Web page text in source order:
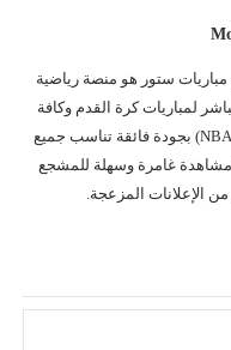
ستور هو منصة رياضية
لمباريات كرة القدم وكافة
الأحداث الرياضية الكبرى (NBA، NASCAR، NFL) بجودة فائقة تناسب جميع
غامرة وسهلة للمشجع
من الإعلانات المزعجة.